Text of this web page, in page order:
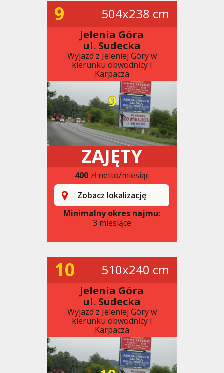
9 504x238 cm
Jelenia Góra
ul. Sudecka
Wyjazd z Jeleniej Góry w
kierunku obwodnicy i
Karpacza
ZAJĘTY
400zł netto/miesiąc
Zobacz lokalizację
Minimalny okres najmu:
3 miesiące
10 510x240 cm
Jelenia Góra
ul. Sudecka
Wyjazd z Jeleniej Góry w
kierunku obwodnicy i
Karpacza